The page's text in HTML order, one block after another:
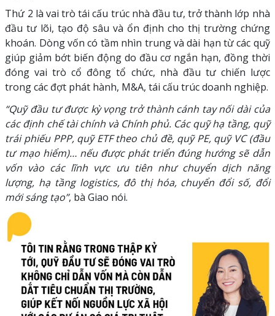
Thứ 2 là vai trò tái cấu trúc nhà đầu tư, trở thành lớp nhà
đầu tư lõi, tạo độ sâu và ổn định cho thị trường chứng
khoán. Dòng vốn có tầm nhìn trung và dài hạn từ các quỹ
giúp giảm bớt biến động do đầu cơ ngắn hạn, đồng thời
đóng vai trò cổ đông tổ chức, nhà đầu tư chiến lược
trong các đợt phát hành, M&A, tái cấu trúc doanh nghiệp.
“Quỹ đầu tư được kỳ vọng trở thành cánh tay nối dài của
các định chế tài chính và Chính phủ. Các quỹ hạ tầng, quỹ
trái phiếu PPP, quỹ ETF theo chủ đề, quỹ PE, quỹ VC (đầu
tư mạo hiểm)… nếu được phát triển đúng hướng sẽ dẫn
vốn vào các lĩnh vực ưu tiên như chuyển dịch năng
lượng, hạ tầng logistics, đô thị hóa, chuyển đổi số, đổi
mới sáng tạo”, bà Giao nói.